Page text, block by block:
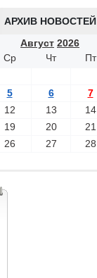
АРХИВ НОВОСТЕЙ
Август 2026
Ср Чт Пт
5 6 7
12 13 14
19 20 21
26 27 28